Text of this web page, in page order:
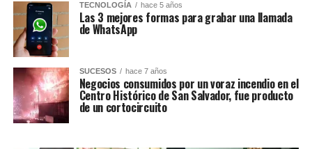
TECNOLOGÍA hace 5 años
Las 3 mejores formas para grabar una llamada
de WhatsApp
SUCESOS hace 7 años
Negocios consumidos por un voraz incendio en el
Centro Histórico de San Salvador, fue producto
de un cortocircuito